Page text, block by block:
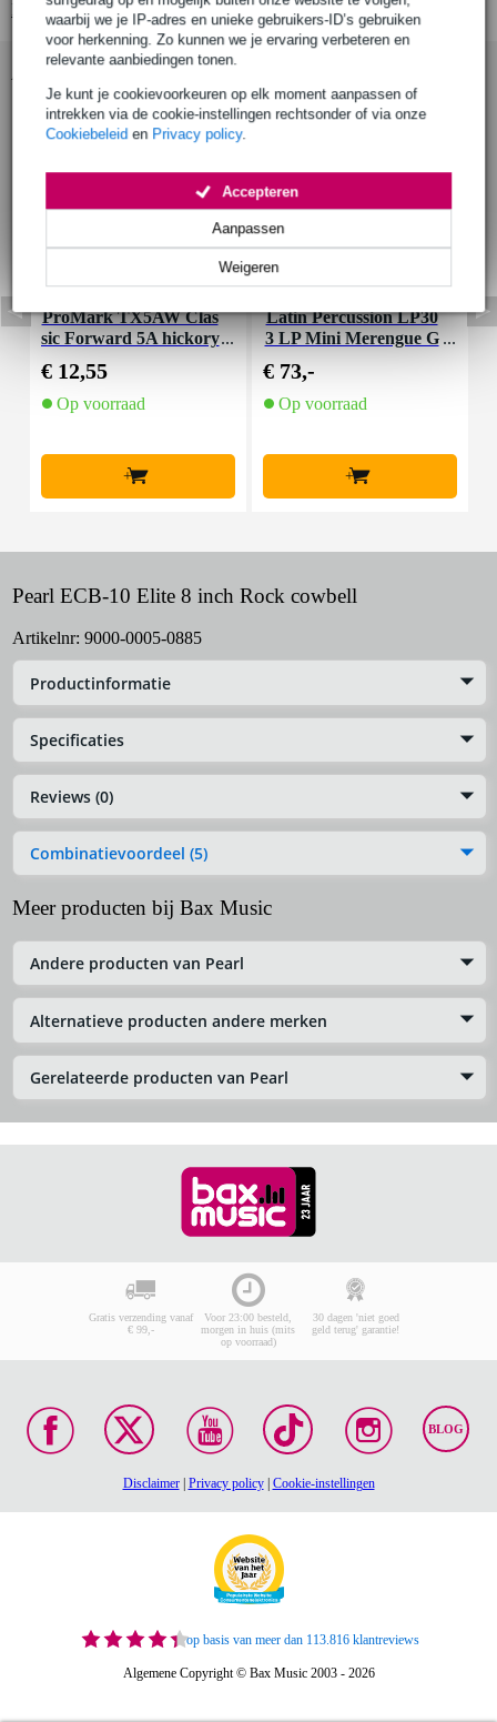
waarbij we je IP-adres en unieke gebruikers-ID’s gebruiken
voor herkenning. Zo kunnen we je ervaring verbeteren en
relevante aanbiedingen tonen.
Je kunt je cookievoorkeuren op elk moment aanpassen of
intrekken via de cookie-instellingen rechtsonder of via onze
Cookiebeleid en Privacy policy.
Weigeren
Aanpassen
Accepteren
Bekijk alle productspecificaties
Accessoires (11)
ProMark TX5AW Clas
sic Forward 5A hickory
€ 12,55
Op voorraad
+
Latin Percussion LP30
3 LP Mini Merengue G
€ 73,-
Op voorraad
+
Pearl ECB-10 Elite 8 inch Rock cowbell
Artikelnr: 9000-0005-0885
Productinformatie
Specificaties
Reviews (0)
Combinatievoordeel (5)
Meer producten bij Bax Music
Andere producten van Pearl
Alternatieve producten andere merken
Gerelateerde producten van Pearl
Gratis verzending vanaf
€ 99,-
Voor 23:00 besteld,
morgen in huis (mits
op voorraad)
30 dagen 'niet goed
geld terug' garantie!
BLOG
Disclaimer| Privacy policy| Cookie-instellingen
op basis van meer dan 113.816 klantreviews
Algemene Copyright © Bax Music 2003 - 2026